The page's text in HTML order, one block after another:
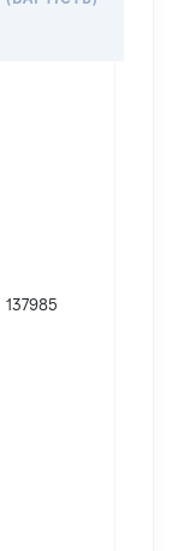
137985